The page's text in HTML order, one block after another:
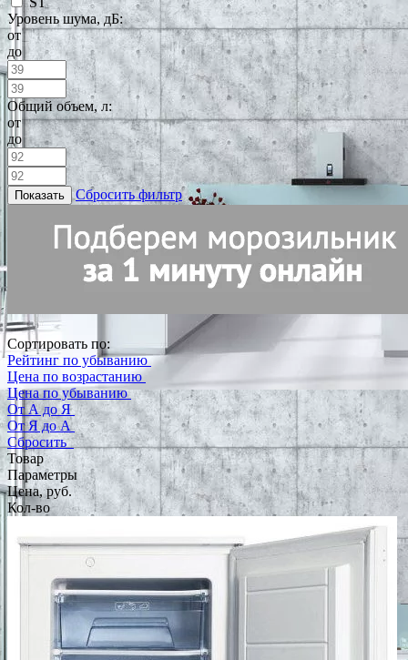
Уровень шума, дБ:
от
до
Общий объем, л:
от
до
Показать Сбросить фильтр
Сортировать по:
Рейтинг по убыванию
Цена по возрастанию
Цена по убыванию
От А до Я
От Я до А
Сбросить
Товар
Параметры
Цена, руб.
Кол-во